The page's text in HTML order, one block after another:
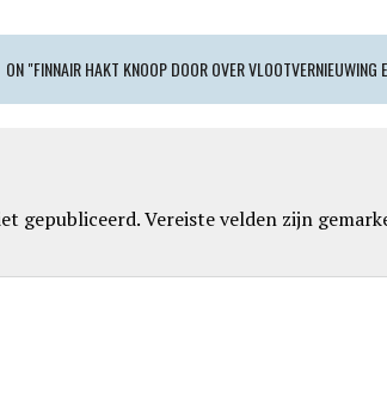
ON "FINNAIR HAKT KNOOP DOOR OVER
gepubliceerd.Vereiste velden zijn